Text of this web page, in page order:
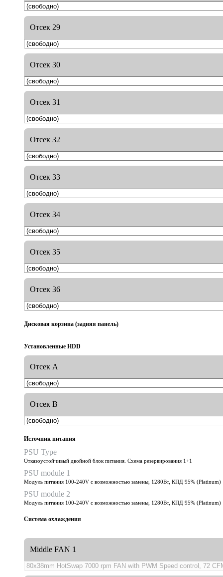
Отсек 29
Отсек 30
Отсек 31
Отсек 32
Отсек 33
Отсек 34
Отсек 35
Отсек 36
Дисковая корзина (задняя панель)
Установленные HDD
Отсек A
Отсек B
Источник питания
PSU Type
Отказоустойчивый двойной блок питания. Схема резервирования 1+1
PSU module 1
Модуль питания 100-240V с возможностью замены, 1280Вт, КПД 95% (Platinum)
PSU module 2
Модуль питания 100-240V с возможностью замены, 1280Вт, КПД 95% (Platinum)
Система охлаждения
Middle FAN 1